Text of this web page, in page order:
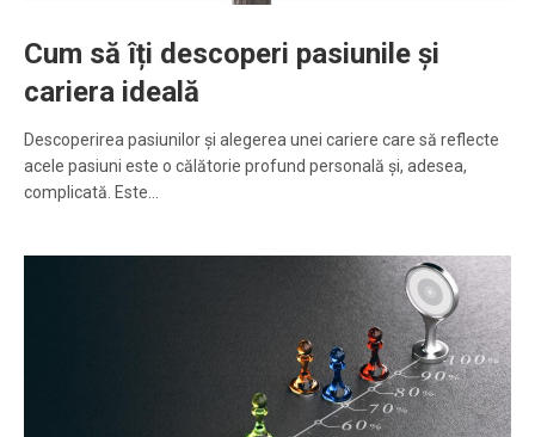
Cum să îți descoperi pasiunile și
cariera ideală
Descoperirea pasiunilor și alegerea unei cariere care să reflecte
acele pasiuni este o călătorie profund personală și, adesea,
complicată. Este…